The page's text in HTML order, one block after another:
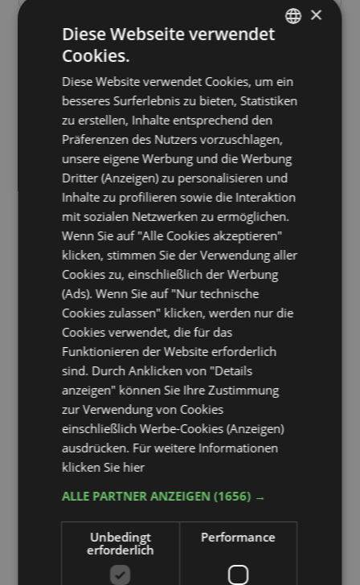
Ankunftsdatum
Behandlung
Zimmer 1
Erwachsene Kinder
Ich erkenne die Datenschutzerklärung an
willige in die Verarbeitung meiner personenbezogenen
Daten im Rahmen der Bestimmungen des
Datenschutzgesetzes ein.
J'ai lu la politique de confidentialité et j'accepte le
traitement des données personnelles.
ANFRAGE SENDEN
ENGLISH
FRENCH
×
Diese Webseite verwendet
Cookies.
Diese Website verwendet Cookies, um ein
besseres Surferlebnis zu bieten, Statistiken
zu erstellen, Inhalte entsprechend den
Präferenzen des Nutzers vorzuschlagen,
unsere eigene Werbung und die Werbung
Dritter (Anzeigen) zu personalisieren und
Inhalte zu profilieren sowie die Interaktion
mit sozialen Netzwerken zu ermöglichen.
Wenn Sie auf "Alle Cookies akzeptieren"
klicken, stimmen Sie der Verwendung aller
Cookies zu, einschließlich der Werbung
(Ads). Wenn Sie auf "Nur technische
Cookies zulassen" klicken, werden nur die
Cookies verwendet, die für das
Funktionieren der Website erforderlich
sind. Durch Anklicken von "Details
anzeigen" können Sie Ihre Zustimmung
zur Verwendung von Cookies
einschließlich Werbe-Cookies (Anzeigen)
ausdrücken. Für weitere Informationen
klicken Sie hier
ALLE PARTNER ANZEIGEN (1656) →
Unbedingt
erforderlich
Performance